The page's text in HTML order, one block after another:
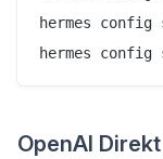
hermes config
hermes
OpenAI Direkt